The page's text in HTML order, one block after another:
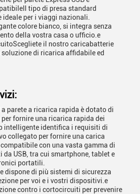
tipo di presa standard
per i viaggi nazionali.
colore bianco, si integra senza
della vostra casa o ufficio.e
il nostro caricabatterie
soluzione di ricarica affidabile ed
a parete a ricarica rapida è dotato di
fornire una ricarica rapida dei
intelligente identifica i requisiti di
collegato per fornire una carica
con una vasta gamma di
USB, tra cui smartphone, tablet e
portatili.
dispone di più sistemi di sicurezza
per voi e i vostri dispositivi.e
contro i cortocircuiti per prevenire